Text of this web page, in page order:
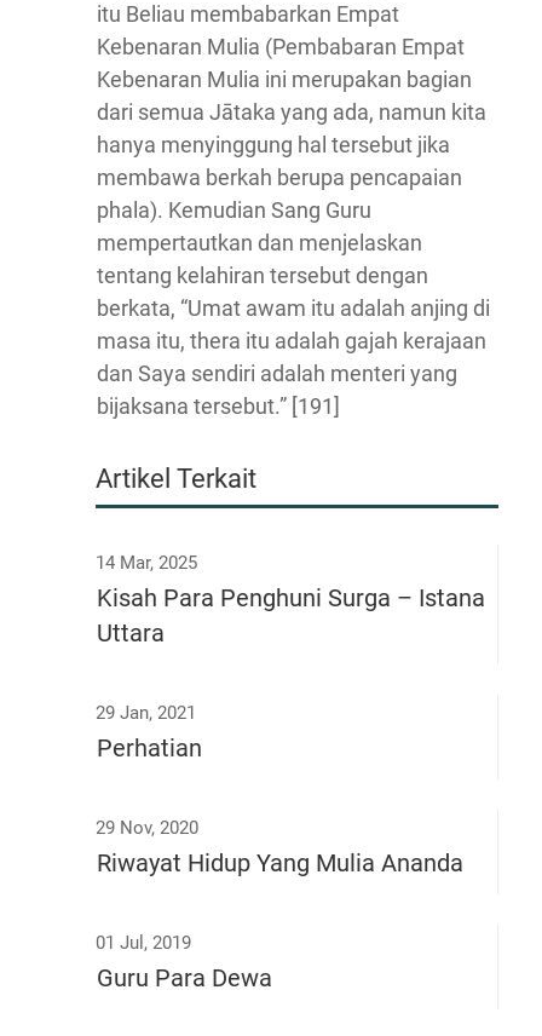
itu Beliau membabarkan Empat
Kebenaran Mulia (Pembabaran Empat
Kebenaran Mulia ini merupakan bagian
dari semua Jātaka yang ada, namun kita
hanya menyinggung hal tersebut jika
membawa berkah berupa pencapaian
phala). Kemudian Sang Guru
mempertautkan dan menjelaskan
tentang kelahiran tersebut dengan
berkata, “Umat awam itu adalah anjing di
masa itu, thera itu adalah gajah kerajaan
dan Saya sendiri adalah menteri yang
bijaksana tersebut.” [191]
Artikel Terkait
14 Mar, 2025
Kisah Para Penghuni Surga – Istana
Uttara
29 Jan, 2021
Perhatian
29 Nov, 2020
Riwayat Hidup Yang Mulia Ananda
01 Jul, 2019
Guru Para Dewa